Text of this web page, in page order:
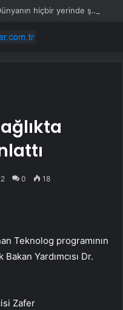
Er Şehit ve Gaziler Platformu: Dünyanın hiçbir yerinde şehit aileleri ve gaziler haklarını eylem yaparak aramıyor
0 18
Teknolog programının
Yardımcısı Dr.
Zafer